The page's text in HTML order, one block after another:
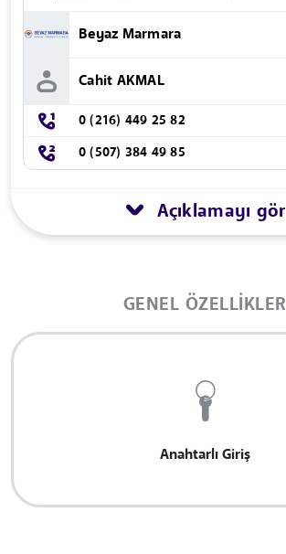
Beyaz Marmara
Cahit AKMAL
0 (216) 449 25 82
0 (507) 384 49 85
Açıklamayı gör
GENEL ÖZELLIKLER
Anahtarlı Giriş